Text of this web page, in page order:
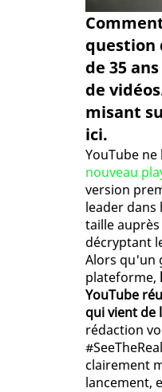
question
de 35
de
misant
ici.
YouTube
nouveau
version
leader dans
taille
décryptant
Alors qu'un
plateforme,
YouTube
qui vient de
rédaction
clairement
lancement,